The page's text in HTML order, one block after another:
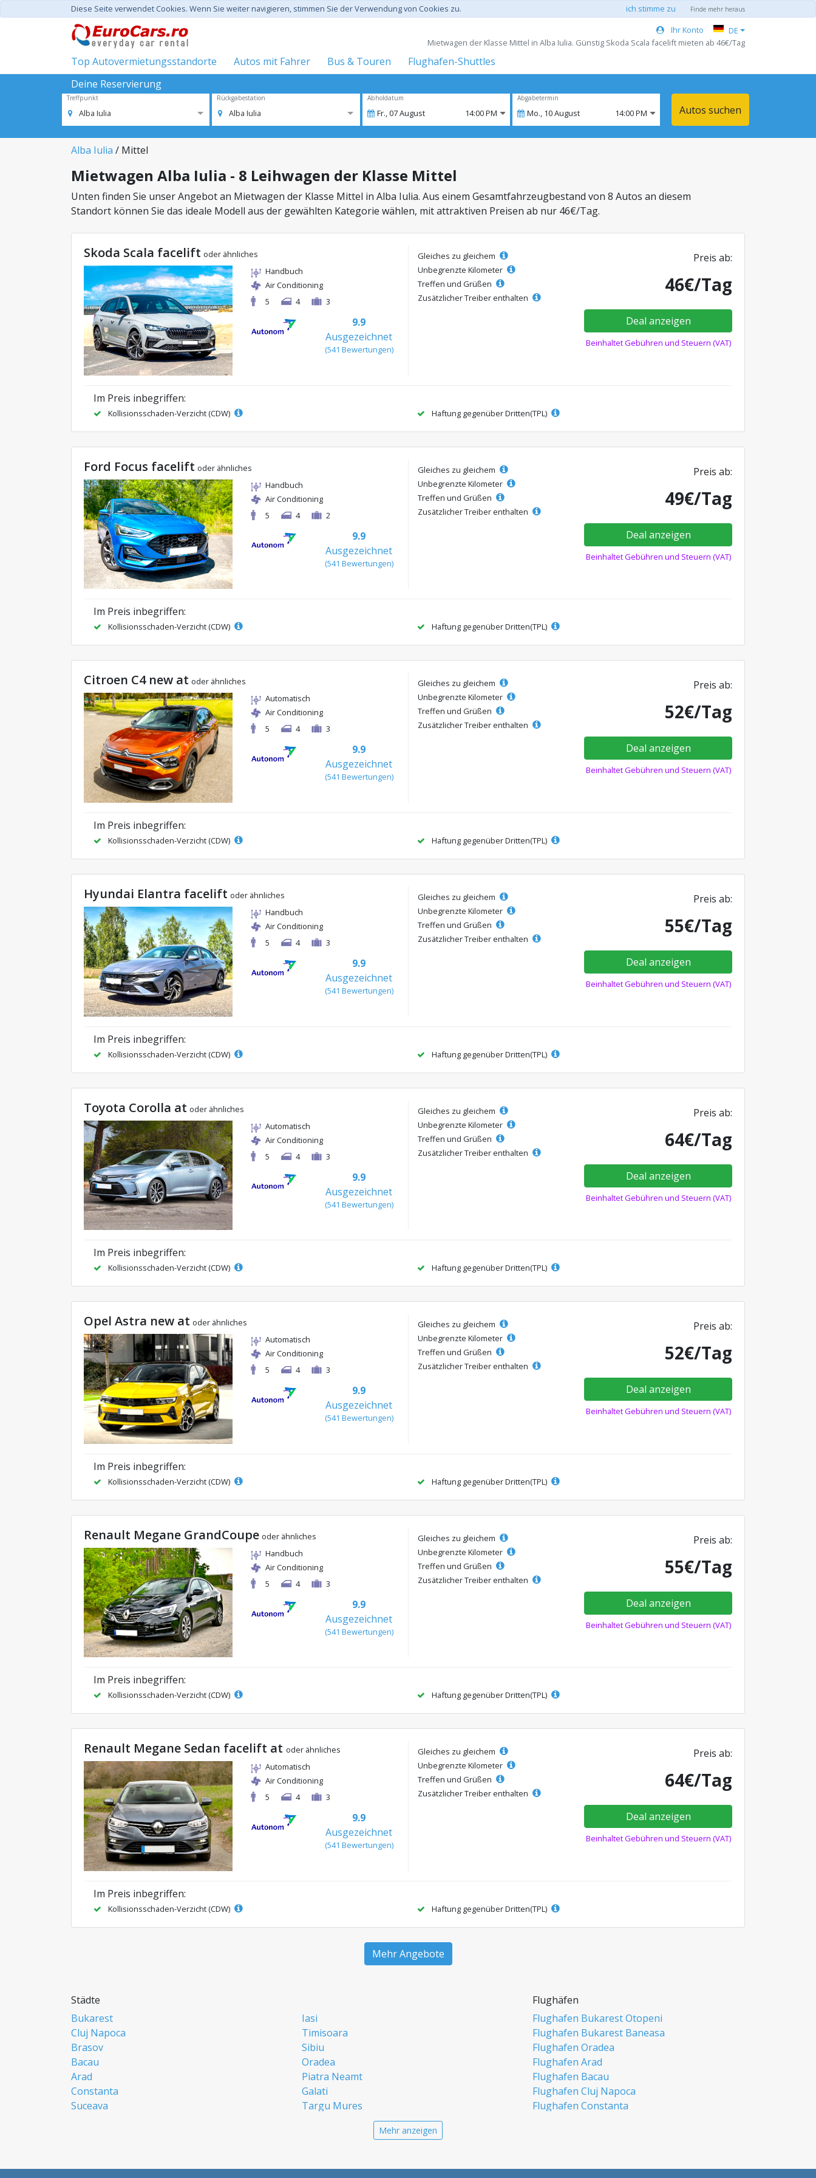
Diese Seite verwendet Cookies. Wenn Sie weiter navigieren, stimmen Sie der Verwendung von Cookies zu. ich stimme zu Finde mehr heraus
Ihr Konto
DE
Mietwagen der Klasse Mittel in Alba Iulia. Günstig Skoda Scala facelift mieten ab 46€/Tag
Top Autovermietungsstandorte Autos mit Fahrer Bus & Touren
Flughafen-Shuttles
Deine Reservierung
Treffpunkt
Alba Iulia
Rückgabestation
Alba Iulia
Abholdatum
Fr.,07August 14:00 PM
Abgabetermin
Mo., 10August 14:00 PM Autos suchen
Alba Iulia / Mittel
Mietwagen Alba Iulia - 8 Leihwagen der Klasse Mittel
Unten finden Sie unser Angebot an Mietwagen der Klasse Mittel in Alba Iulia. Aus einem Gesamtfahrzeugbestand von 8 Autos an diesem
Standort können Sie das ideale Modell aus der gewählten Kategorie wählen, mit attraktiven Preisen ab nur 46€/Tag.
Skoda Scala facelift oder ähnliches
Handbuch
Air Conditioning
5
4 3
9.9
Ausgezeichnet
(541 Bewertungen)
Gleiches zu gleichem
Unbegrenzte Kilometer
Treffen und Grüßen
Zusätzlicher Treiber enthalten
Preis ab:
46€/Tag
Deal anzeigen
Beinhaltet Gebühren und Steuern (VAT)
Im Preis inbegriffen:
Kollisionsschaden-Verzicht (CDW) Haftung gegenüber Dritten(TPL)
Ford Focus facelift oder ähnliches
Handbuch
Air Conditioning
5
4 2
9.9
Ausgezeichnet
(541 Bewertungen)
Gleiches zu gleichem
Unbegrenzte Kilometer
Treffen und Grüßen
Zusätzlicher Treiber enthalten
Preis ab:
49€/Tag
Deal anzeigen
Beinhaltet Gebühren und Steuern (VAT)
Im Preis inbegriffen:
Kollisionsschaden-Verzicht (CDW) Haftung gegenüber Dritten(TPL)
Citroen C4 new at oder ähnliches
Automatisch
Air Conditioning
5
4 3
9.9
Ausgezeichnet
(541 Bewertungen)
Gleiches zu gleichem
Unbegrenzte Kilometer
Treffen und Grüßen
Zusätzlicher Treiber enthalten
Preis ab:
52€/Tag
Deal anzeigen
Beinhaltet Gebühren und Steuern (VAT)
Im Preis inbegriffen:
Kollisionsschaden-Verzicht (CDW) Haftung gegenüber Dritten(TPL)
Hyundai Elantra facelift oder ähnliches
Handbuch
Air Conditioning
5
4 3
9.9
Ausgezeichnet
(541 Bewertungen)
Gleiches zu gleichem
Unbegrenzte Kilometer
Treffen und Grüßen
Zusätzlicher Treiber enthalten
Preis ab:
55€/Tag
Deal anzeigen
Beinhaltet Gebühren und Steuern (VAT)
Im Preis inbegriffen:
Kollisionsschaden-Verzicht (CDW) Haftung gegenüber Dritten(TPL)
Toyota Corolla at oder ähnliches
Automatisch
Air Conditioning
5
4 3
9.9
Ausgezeichnet
(541 Bewertungen)
Gleiches zu gleichem
Unbegrenzte Kilometer
Treffen und Grüßen
Zusätzlicher Treiber enthalten
Preis ab:
64€/Tag
Deal anzeigen
Beinhaltet Gebühren und Steuern (VAT)
Im Preis inbegriffen:
Kollisionsschaden-Verzicht (CDW) Haftung gegenüber Dritten(TPL)
Opel Astra new at oder ähnliches
Automatisch
Air Conditioning
5
4 3
9.9
Ausgezeichnet
(541 Bewertungen)
Gleiches zu gleichem
Unbegrenzte Kilometer
Treffen und Grüßen
Zusätzlicher Treiber enthalten
Preis ab:
52€/Tag
Deal anzeigen
Beinhaltet Gebühren und Steuern (VAT)
Im Preis inbegriffen:
Kollisionsschaden-Verzicht (CDW) Haftung gegenüber Dritten(TPL)
Renault Megane GrandCoupe oder ähnliches
Handbuch
Air Conditioning
5
4 3
9.9
Ausgezeichnet
(541 Bewertungen)
Gleiches zu gleichem
Unbegrenzte Kilometer
Treffen und Grüßen
Zusätzlicher Treiber enthalten
Preis ab:
55€/Tag
Deal anzeigen
Beinhaltet Gebühren und Steuern (VAT)
Im Preis inbegriffen:
Kollisionsschaden-Verzicht (CDW) Haftung gegenüber Dritten(TPL)
Renault Megane Sedan facelift at oder ähnliches
Automatisch
Air Conditioning
5
4 3
9.9
Ausgezeichnet
(541 Bewertungen)
Gleiches zu gleichem
Unbegrenzte Kilometer
Treffen und Grüßen
Zusätzlicher Treiber enthalten
Preis ab:
64€/Tag
Deal anzeigen
Beinhaltet Gebühren und Steuern (VAT)
Im Preis inbegriffen:
Kollisionsschaden-Verzicht (CDW) Haftung gegenüber Dritten(TPL)
Mehr Angebote
Städte
Bukarest
Iasi
Cluj Napoca
Timisoara
Brasov
Sibiu
Bacau
Oradea
Arad
Piatra Neamt
Constanta
Galati
Suceava
Targu Mures
Flughäfen
Flughafen Bukarest Otopeni
Flughafen Bukarest Baneasa
Flughafen Oradea
Flughafen Arad
Flughafen Bacau
Flughafen Cluj Napoca
Flughafen Constanta
Mehr anzeigen